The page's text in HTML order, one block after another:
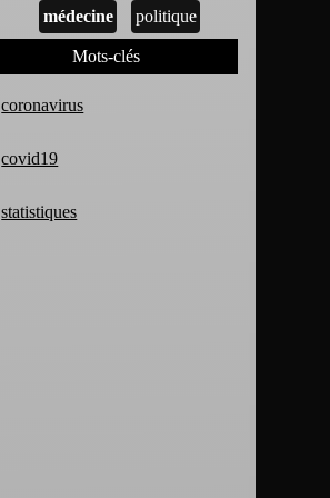
médecine politique
Mots-clés
coronavirus
covid19
statistiques